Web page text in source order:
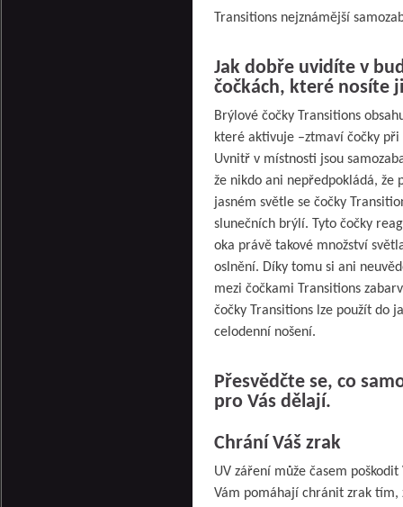
Transitions nejznámější
Jak dobře uvidíte v
čočkách, které nosíte
Brýlové čočky Transitions
které aktivuje –ztmaví čočky
Uvnitř v místnosti jsou
že nikdo ani nepředpokládá, že
jasném světle se čočky
slunečních brýlí. Tyto čočky
oka právě takové množství
oslnění. Díky tomu si ani
mezi čočkami Transitions
čočky Transitions lze použít do
celodenní nošení.
Přesvědčte se, co
pro Vás dělají.
Chrání Váš zrak
UV záření může časem
Vám pomáhají chránit zrak tím,